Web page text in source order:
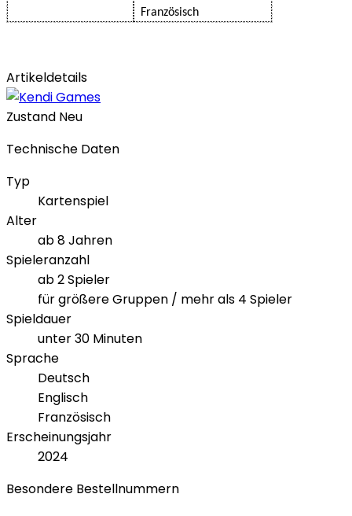
Französisch
Artikeldetails
Zustand Neu
Technische Daten
Typ
Kartenspiel
Alter
ab 8 Jahren
Spieleranzahl
ab 2 Spieler
für größere Gruppen / mehr als 4 Spieler
Spieldauer
unter 30 Minuten
Sprache
Deutsch
Englisch
Französisch
Erscheinungsjahr
2024
Besondere Bestellnummern